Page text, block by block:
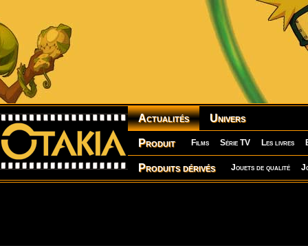
Actualités Univers
Produit Films Série TV Les livres
Produits dérivés Jouets de qualité